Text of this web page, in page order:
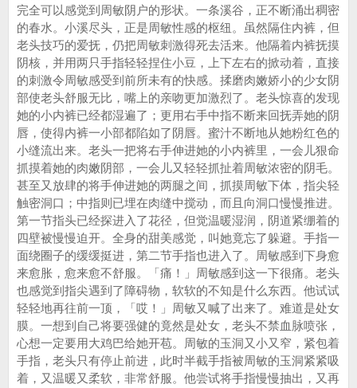
完全可以感觉到周敏阴户的形状。一条溪谷，正不断涌出稠密
的春水。小溪尽头，正是周敏性感的枢纽。虽然隔住内裤，但
老头技巧的爱抚，仍把周敏刺激得死去活来。他隔着内裤抚摸
阴核，并用两只手指轻轻捏住小豆，上下左右的掀动着，直接
的刺激令周敏感受到前所未有的快感。揉磨肉嫩娇小的少女阴
部使老头舒服无比，嘴上的亲吻更加激烈了。老头惊喜的发现
她的小内裤已经都湿遍了；更用右手中指不断来回抚弄她的阴
唇，使得内裤一小部都陷如了阴唇。蜜汁不断地从她粉红色的
小缝流出来。老头一把将右手伸进她的小内裤里，一会儿狠命
抓摸着她的肉嫩阴部，一会儿又轻轻抓扯着周敏浓密的阴毛。
甚至又放肆的将手伸进她的两腿之间，抓摸周敏下体，指尖轻
触密洞口；中指则已埋在肉缝中搅动，而且向洞口慢慢推进。
第一节指头已经探进入了花径，但觉温暖湿润，阴道紧绷着的
四壁被慢慢迫开。全身的甜美感觉，叫她竟忘了躲避。手指一
面绕圈子的缓缓挺进，第二节手指也进入了。周敏感到下身愈
来愈胀，愈来愈不舒服。「痛！」周敏感到这一下很痛。老头
也感觉到指尖遇到了障碍物，软软的不知是什么东西。他试试
轻轻地再往前一顶，「哎！」周敏又喊了出来了。难道是处女
膜。一想到自己将要强健的竟然是处女，老头不禁血脉喷张，
心想一定要用大鸡巴给她开苞。周敏的玉洞又小又窄，紧包着
手指，老头只有停止前进，此时半截手指被周敏的玉洞紧紧吸
着，又温暖又柔软，非常舒服。他尝试将手指慢慢抽出，又再